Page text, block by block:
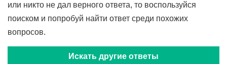
или никто не дал верного ответа, то воспользуйся
поиском и попробуй найти ответ среди похожих
вопросов.
Искать другие ответы